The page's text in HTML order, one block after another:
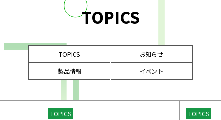
TOPICS
TOPICS
お知らせ
製品情報
イベント
TOPICS TOPICS